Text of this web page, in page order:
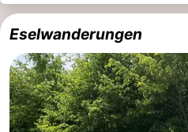
Forum
Route
-
Parken
Reisebuchshop
Eselwanderungen